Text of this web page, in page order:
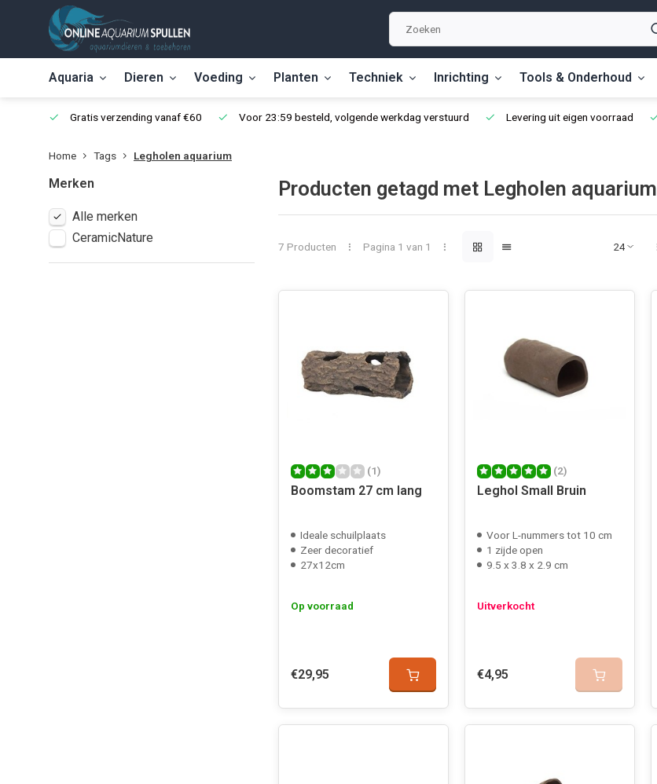
Aquaria Dieren Voeding Planten Techniek Inrichting Tools & Onderhoud
Gratis verzending vanaf €60 Voor 23:59 besteld, volgende werkdag verstuurd Levering uit eigen voorraad
Home Tags Legholen aquarium
Merken
Alle merken
CeramicNature
Producten getagd met Legholen aquarium
7 Producten Pagina 1 van 1
(1)
Boomstam 27 cm lang
Ideale schuilplaats
Zeer decoratief
27x12cm
Op voorraad
€29,95
(2)
Leghol Small Bruin
Voor L-nummers tot 10 cm
1 zijde open
9.5 x 3.8 x 2.9 cm
Uitverkocht
€4,95